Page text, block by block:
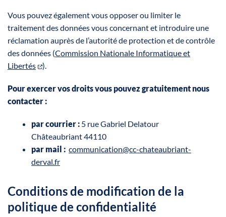
Vous pouvez également vous opposer ou limiter le
traitement des données vous concernant et introduire une
réclamation auprès de l’autorité de protection et de contrôle
des données (Commission Nationale Informatique et
Libertés
).
Pour exercer vos droits vous pouvez gratuitement nous
contacter :
par courrier : 5 rue Gabriel Delatour
Châteaubriant 44110
par mail : communication@cc-chateaubriant-
derval.fr
Conditions de modification de la
politique de confidentialité